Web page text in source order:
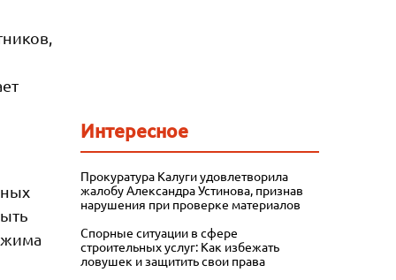
Интересное
Прокуратура Калуги удовлетворила
жалобу Александра Устинова, признав
нарушения при проверке материалов
Спорные ситуации в сфере
строительных услуг: Как избежать
ловушек и защитить свои права